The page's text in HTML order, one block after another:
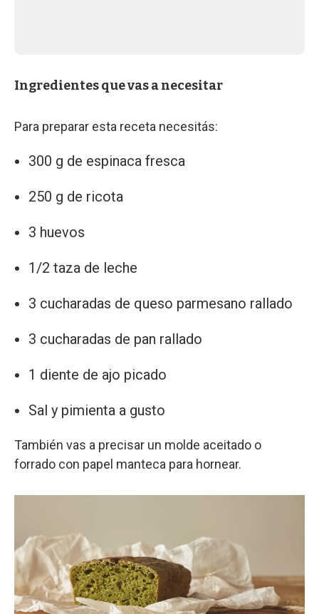
Ingredientes que vas a necesitar
Para preparar esta receta necesitás:
300 g de espinaca fresca
250 g de ricota
3 huevos
1/2 taza de leche
3 cucharadas de queso parmesano rallado
3 cucharadas de pan rallado
1 diente de ajo picado
Sal y pimienta a gusto
También vas a precisar un molde aceitado o
forrado con papel manteca para hornear.